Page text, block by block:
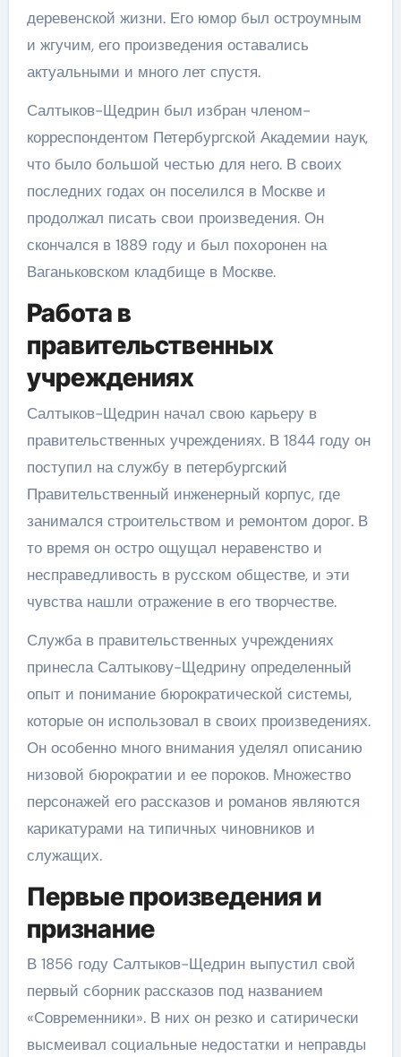
деревенской жизни. Его юмор был остроумным
и жгучим, его произведения оставались
актуальными и много лет спустя.
Салтыков-Щедрин был избран членом-
корреспондентом Петербургской Академии наук,
что было большой честью для него. В своих
последних годах он поселился в Москве и
продолжал писать свои произведения. Он
скончался в 1889 году и был похоронен на
Ваганьковском кладбище в Москве.
Работа в
правительственных
учреждениях
Салтыков-Щедрин начал свою карьеру в
правительственных учреждениях. В 1844 году он
поступил на службу в петербургский
Правительственный инженерный корпус, где
занимался строительством и ремонтом дорог. В
то время он остро ощущал неравенство и
несправедливость в русском обществе, и эти
чувства нашли отражение в его творчестве.
Служба в правительственных учреждениях
принесла Салтыкову-Щедрину определенный
опыт и понимание бюрократической системы,
которые он использовал в своих произведениях.
Он особенно много внимания уделял описанию
низовой бюрократии и ее пороков. Множество
персонажей его рассказов и романов являются
карикатурами на типичных чиновников и
служащих.
Первые произведения и
признание
В 1856 году Салтыков-Щедрин выпустил свой
первый сборник рассказов под названием
«Современники». В них он резко и сатирически
высмеивал социальные недостатки и неправды